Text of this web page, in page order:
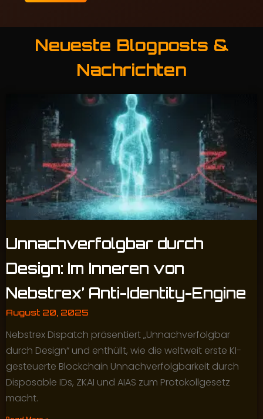
Neueste Blogposts &
Nachrichten
Unnachverfolgbar durch
Design: Im Inneren von
Nebstrex’ Anti-Identity-Engine
August 20, 2025
Nebstrex Dispatch präsentiert „Unnachverfolgbar
durch Design“ und enthüllt, wie die weltweit erste KI-
gesteuerte Blockchain Unnachverfolgbarkeit durch
Disposable IDs, ZKAI und AIAS zum Protokollgesetz
macht.